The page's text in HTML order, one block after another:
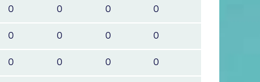
0 0 0 0
0 0 0 0
0 0 0 0